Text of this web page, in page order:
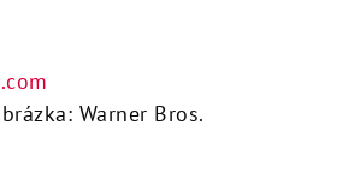
Warner Bros.